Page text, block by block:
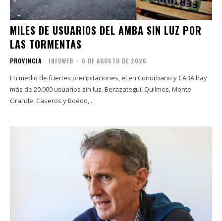
MILES DE USUARIOS DEL AMBA SIN LUZ POR
LAS TORMENTAS
PROVINCIA INFOWEB - 6 DE AGOSTO DE 2026
En medio de fuertes precipitaciones, el en Conurbano y CABA hay
más de 20.000 usuarios sin luz. Berazategui, Quilmes, Monte
Grande, Caseros y Boedo,...